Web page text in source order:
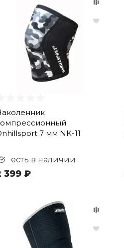
7 мм NK-11
есть в наличии
399 ₽